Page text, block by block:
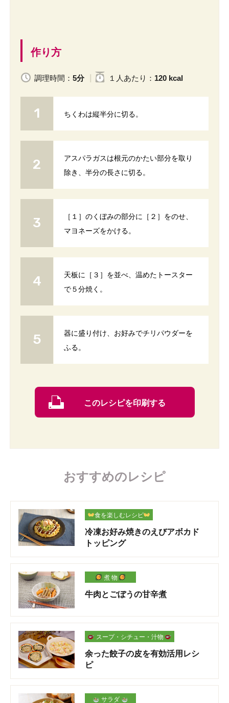
作り方
調理時間： 5分 １人 あたり ： 120 kcal
ちくわは縦半分に切る。
アスパラガスは根元のかたい部分を取り
除き、半分の長さに切る。
［１］のくぼみの部分に［２］をのせ、
マヨネーズをかける。
天板に［３］を並べ、温めたトースター
で５分焼く。
器に盛り付け、お好みでチリパウダーを
ふる。
このレシピを印刷する
おすすめのレシピ
食を楽しむレシピ
冷凍お好み焼きのえびアボカド
トッピング
煮 物
牛肉とごぼうの甘辛煮
スープ・シチュー・汁物
余った餃子の皮を有効活用レシ
ピ
サラダ